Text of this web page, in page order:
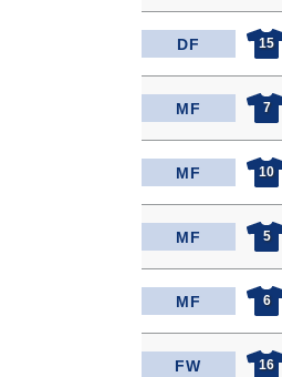
DF 15
MF 7
MF 10
MF 5
MF 6
FW 16